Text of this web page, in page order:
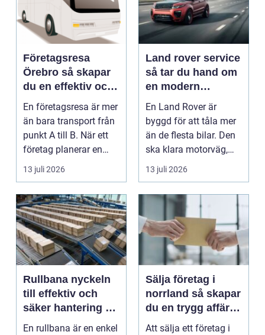
Företagsresa
Örebro så skapar
du en effektiv och
minnesvärd resa
En företagsresa är mer
än bara transport från
punkt A till B. När ett
företag planerar en
resa för m...
13 juli 2026
Land rover service
så tar du hand om
en modern
klassiker
En Land Rover är
byggd för att tåla mer
än de flesta bilar. Den
ska klara motorväg,
stadstrafik, gru...
13 juli 2026
Rullbana nyckeln
till effektiv och
säker hantering av
gods
En rullbana är en enkel
Sälja företag i
norrland så skapar
du en trygg affär
från start till mål
Att sälja ett företag i